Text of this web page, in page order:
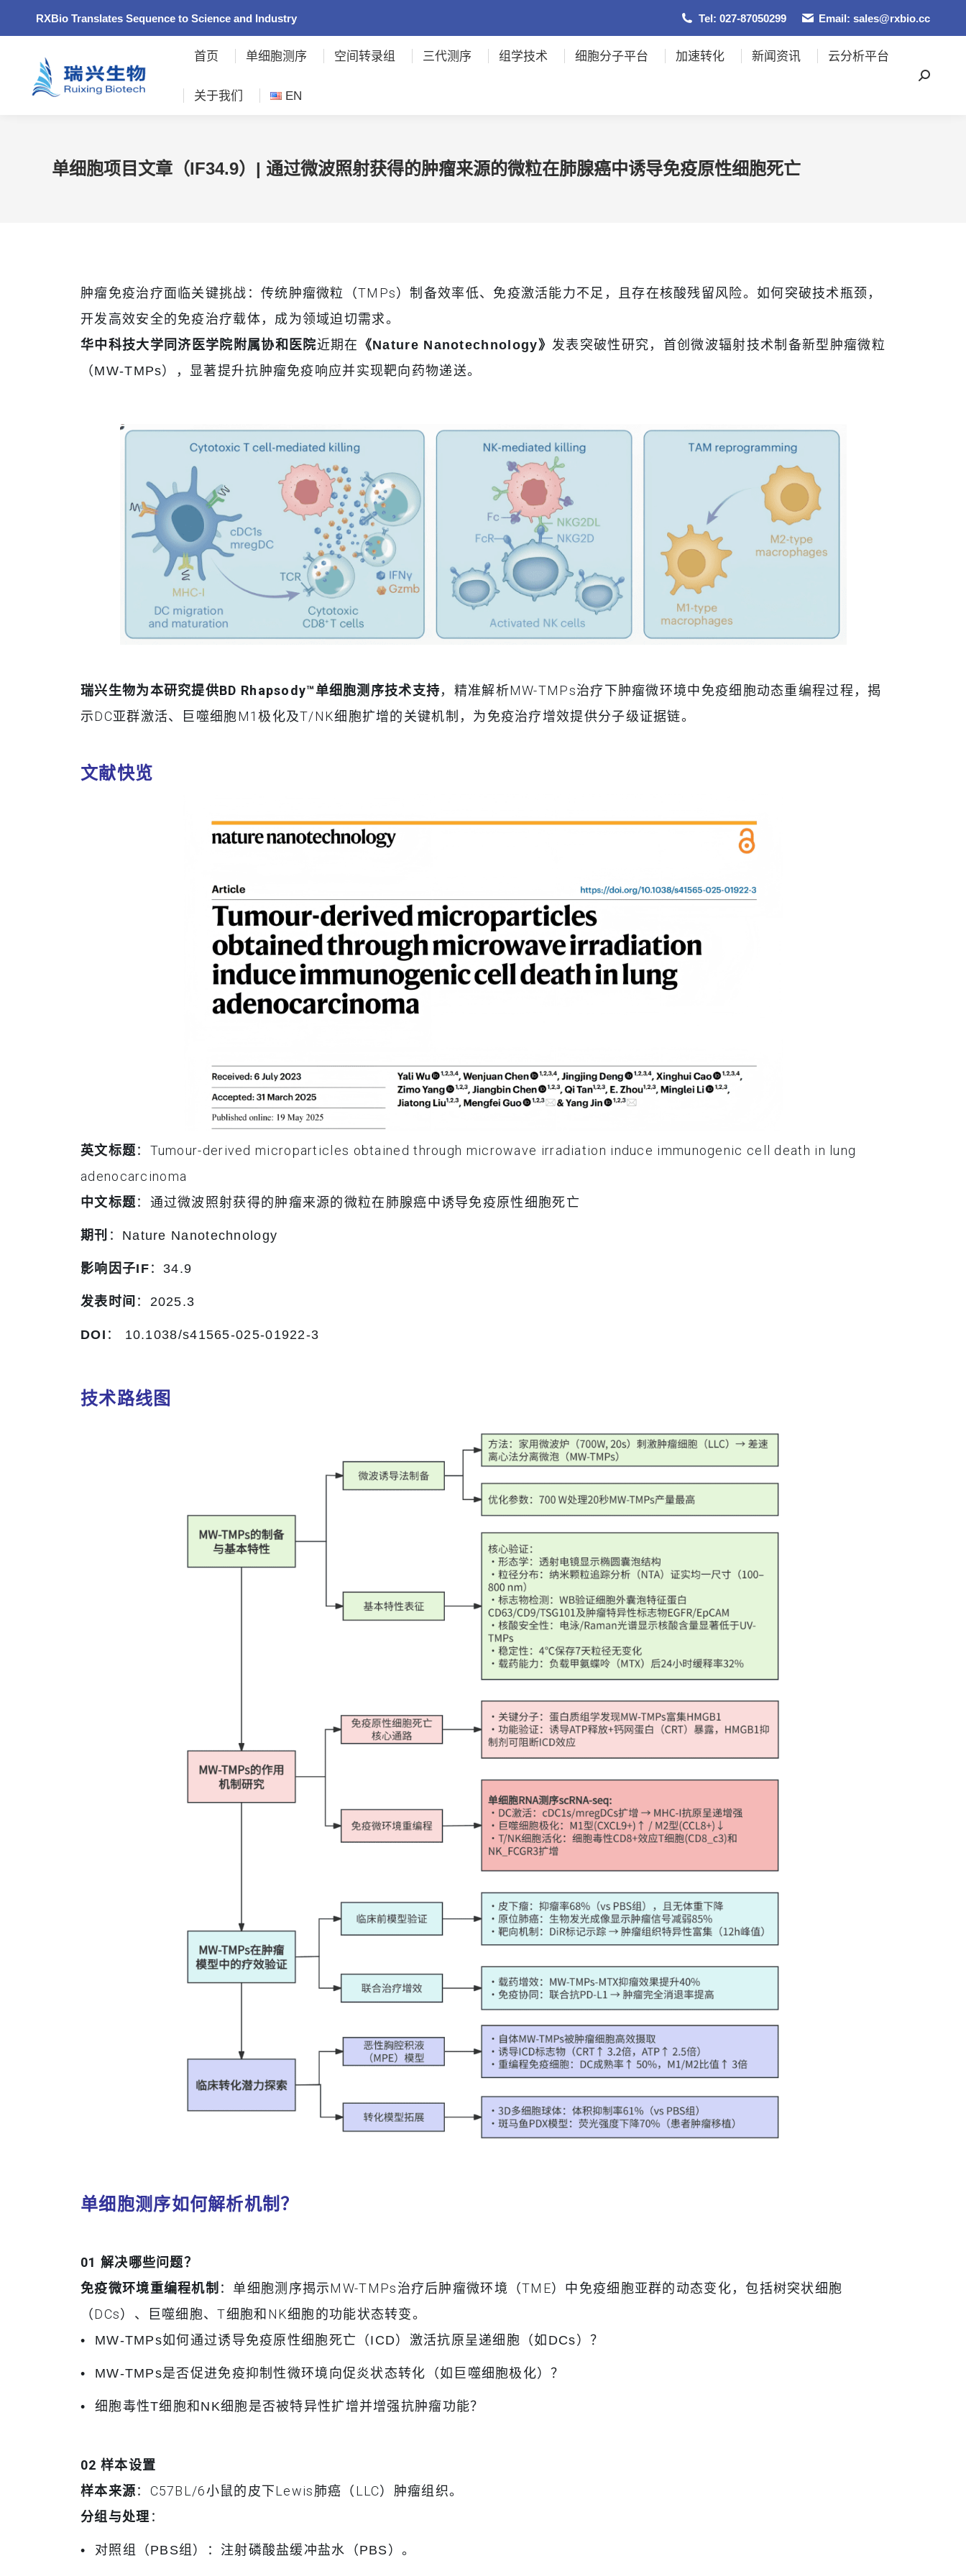
RXBio Translates Sequence to Science and Industry Tel: 027-87050299 Email: sales@rxbio.cc
首页 单细胞测序 空间转录组 三代测序 组学技术 细胞分子平台 加速转化 新闻资讯 云分析平台
关于我们 EN
单细胞项目文章（IF34.9）| 通过微波照射获得的肿瘤来源的微粒在肺腺癌中诱导免疫原性细胞死亡
肿瘤免疫治疗面临关键挑战：传统肿瘤微粒（TMPs）制备效率低、免疫激活能力不足，且存在核酸残留风险。如何突破技术瓶颈，
开发高效安全的免疫治疗载体，成为领域迫切需求。
华中科技大学同济医学院附属协和医院近期在 《Nature Nanotechnology》 发表突破性研究，首创微波辐射技术制备新型肿瘤微粒
（MW-TMPs），显著提升抗肿瘤免疫响应并实现靶向药物递送。
瑞兴生物为本研究提供BD Rhapsody™单细胞测序技术支持，精准解析MW-TMPs治疗下肿瘤微环境中免疫细胞动态重编程过程，揭
示DC亚群激活、巨噬细胞M1极化及T/NK细胞扩增的关键机制，为免疫治疗增效提供分子级证据链。
文献快览
英文标题：Tumour-derived microparticles obtained through microwave irradiation induce immunogenic cell death in lung
adenocarcinoma
中文标题 ：通过微波照射获得的肿瘤来源的微粒在肺腺癌中诱导免疫原性细胞死亡
期刊 ：Nature Nanotechnology
影响因子IF ：34.9
发表时间 ：2025.3
DOI ： 10.1038/s41565-025-01922-3
技术路线图
单细胞测序如何解析机制？
01 解决哪些问题？
免疫微环境重编程机制 ：单细胞测序揭示MW-TMPs治疗后肿瘤微环境（TME）中免疫细胞亚群的动态变化，包括树突状细胞
（DCs）、巨噬细胞、T细胞和NK细胞的功能状态转变。
• MW-TMPs如何通过诱导免疫原性细胞死亡（ICD）激活抗原呈递细胞（如DCs）？
• MW-TMPs是否促进免疫抑制性微环境向促炎状态转化（如巨噬细胞极化）？
• 细胞毒性T细胞和NK细胞是否被特异性扩增并增强抗肿瘤功能？
02 样本设置
样本来源：C57BL/6小鼠的皮下Lewis肺癌（LLC）肿瘤组织。
分组与处理 ：
• 对照组（PBS组）：注射磷酸盐缓冲盐水（PBS）。